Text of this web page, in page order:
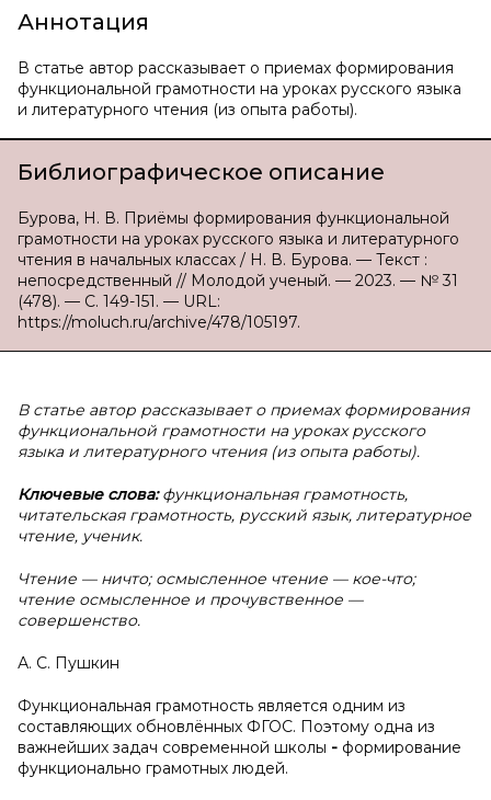
Аннотация
В статье автор рассказывает о приемах формирования
функциональной грамотности на уроках русского языка
и литературного чтения (из опыта работы).
Библиографическое описание
Бурова, Н. В. Приёмы формирования функциональной
грамотности на уроках русского языка и литературного
чтения в начальных классах / Н. В. Бурова. — Текст :
непосредственный // Молодой ученый. — 2023. — № 31
(478). — С. 149-151. — URL:
https://moluch.ru/archive/478/105197.
В статье автор рассказывает о приемах формирования
функциональной грамотности на уроках русского
языка и литературного чтения (из опыта работы).
Ключевые слова:функциональная грамотность,
читательская грамотность, русский язык, литературное
чтение, ученик.
Чтение — ничто; осмысленное чтение — кое-что;
чтение осмысленное и прочувственное —
совершенство.
А. С. Пушкин
Функциональная грамотность является одним из
составляющих обновлённых ФГОС. Поэтому одна из
важнейших задач современной школы - формирование
функционально грамотных людей.